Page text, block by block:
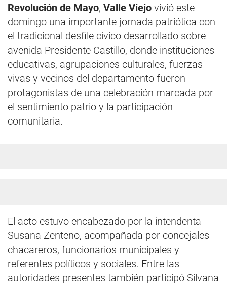
Revolución de Mayo, Valle Viejo vivió este
domingo una importante jornada patriótica con
el tradicional desfile cívico desarrollado sobre
avenida Presidente Castillo, donde instituciones
educativas, agrupaciones culturales, fuerzas
vivas y vecinos del departamento fueron
protagonistas de una celebración marcada por
el sentimiento patrio y la participación
comunitaria.
El acto estuvo encabezado por la intendenta
Susana Zenteno, acompañada por concejales
chacareros, funcionarios municipales y
referentes políticos y sociales. Entre las
autoridades presentes también participó Silvana